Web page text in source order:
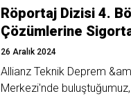
Röportaj Dizisi 4.
Çözümlerine
26 Aralık 2024
Allianz Teknik Deprem
Merkezi'nde buluştuğumuz,